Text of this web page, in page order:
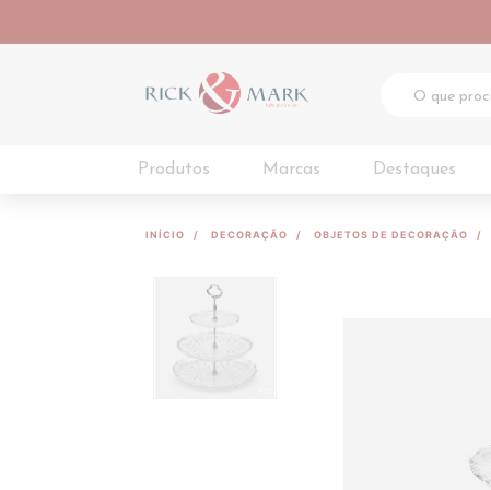
Produtos Marcas Destaques
INÍCIO DECORAÇÃO OBJETOS DE DECORAÇÃO